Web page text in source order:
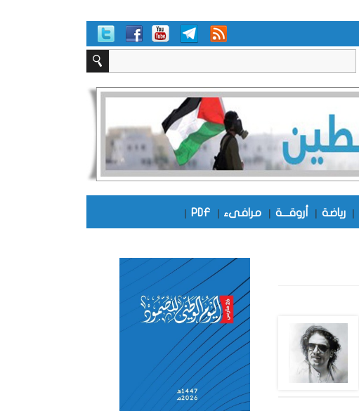
| رياضة | أروقـــة | مرافىء |
PDF
|